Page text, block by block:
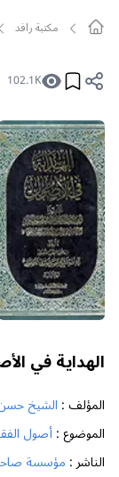
مکتبة رافد
102.1K
الهداية في
المؤلف : الشيخ
الموضوع :أصول
الناشر : مؤسسة